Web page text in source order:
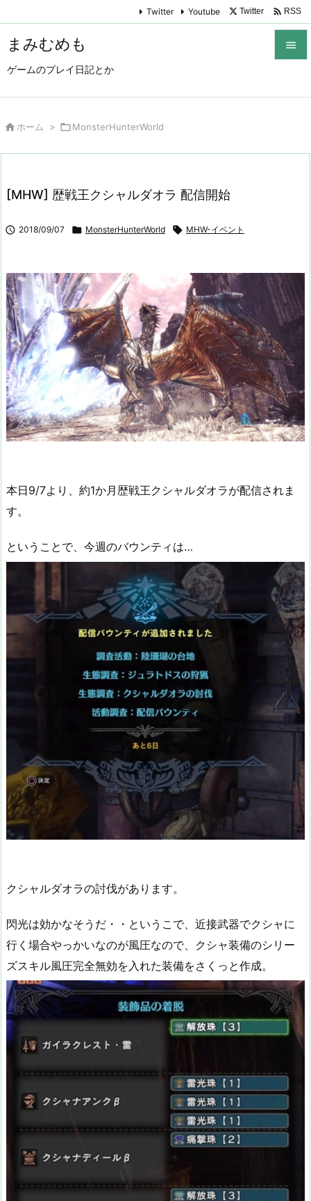
まみむめも
ゲームのプレイ日記とか

Twitter Youtube Twitter  RSS
 ホーム > MonsterHunterWorld
[MHW] 歴戦王クシャルダオラ 配信開始
 2018/09/07  MonsterHunterWorld  MHW-イベント
本日9/7より、約1か月歴戦王クシャルダオラが配信されま
す。
ということで、今週のバウンティは…
クシャルダオラの討伐があります。
閃光は効かなそうだ・・というこで、近接武器でクシャに
行く場合やっかいなのが風圧なので、クシャ装備のシリー
ズスキル風圧完全無効を入れた装備をさくっと作成。